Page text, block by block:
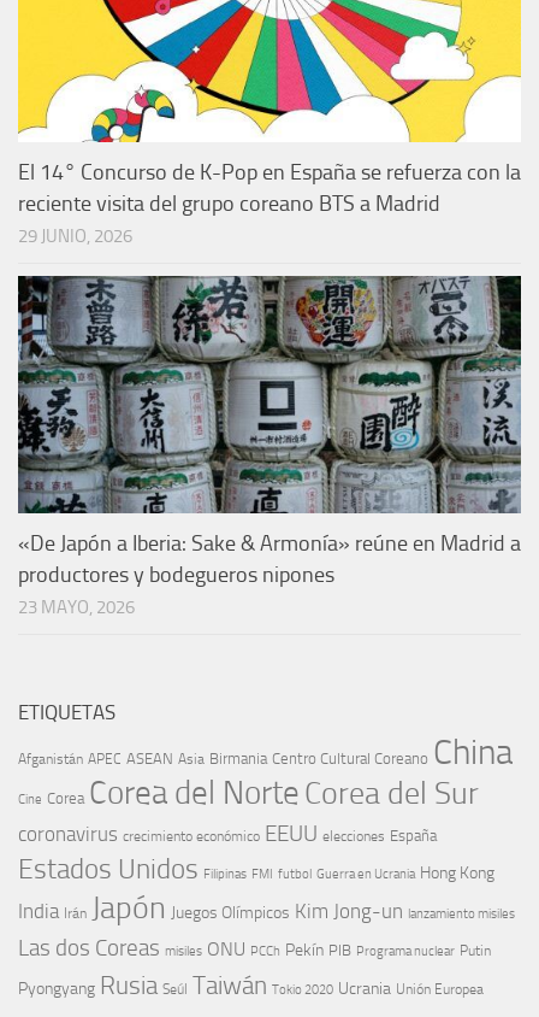
El 14° Concurso de K-Pop en España se refuerza con la
reciente visita del grupo coreano BTS a Madrid
29 JUNIO, 2026
«De Japón a Iberia: Sake & Armonía» reúne en Madrid a
productores y bodegueros nipones
23 MAYO, 2026
ETIQUETAS
Afganistán APEC ASEAN Asia Birmania Centro Cultural Coreano China
Cine Corea Corea del NorteCorea del Sur
coronavirus crecimiento económico EEUU elecciones España
Estados Unidos Filipinas FMI futbol Guerra en Ucrania Hong Kong
India Irán Japón Juegos Olímpicos Kim Jong-un lanzamiento misiles
Las dos Coreas misiles ONU PCCh Pekín PIB Programa nuclear Putin
Pyongyang Rusia Seúl Taiwán Tokio 2020 Ucrania Unión Europea